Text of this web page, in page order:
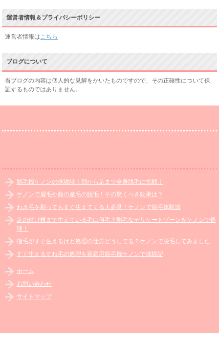
運営者情報＆プライバシーポリシー
運営者情報はこちら
ブログについて
当ブログの内容は個人的な見解をかいたものですので、その正確性について保
証するものではありません。
脱毛機ケノンの体験談！顔から足まで全身脱毛に挑戦！
ケノンで眉毛や顏の産毛の脱毛！その驚くべき効果は？
わき毛を剃ってもすぐ生えてくる人必見！ケノンで脱毛体験談
足の付け根まで生えている毛は何毛？剛毛なデリケートゾーンをケノンで処
理！
指毛がすぐ生えるけど処理の仕方どうしてる？ケノンで脱毛してみました
すぐ生えるすね毛の処理を家庭用脱毛機ケノンで体験記
ホーム
お問い合わせ
サイトマップ